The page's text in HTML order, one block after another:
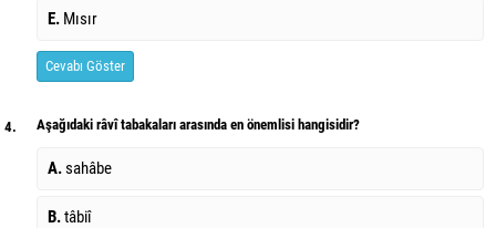
E. Mısır
Cevabı Göster
4. Aşağıdaki râvî tabakaları arasında en önemlisi hangisidir?
A.sahâbe
B.tâbiî